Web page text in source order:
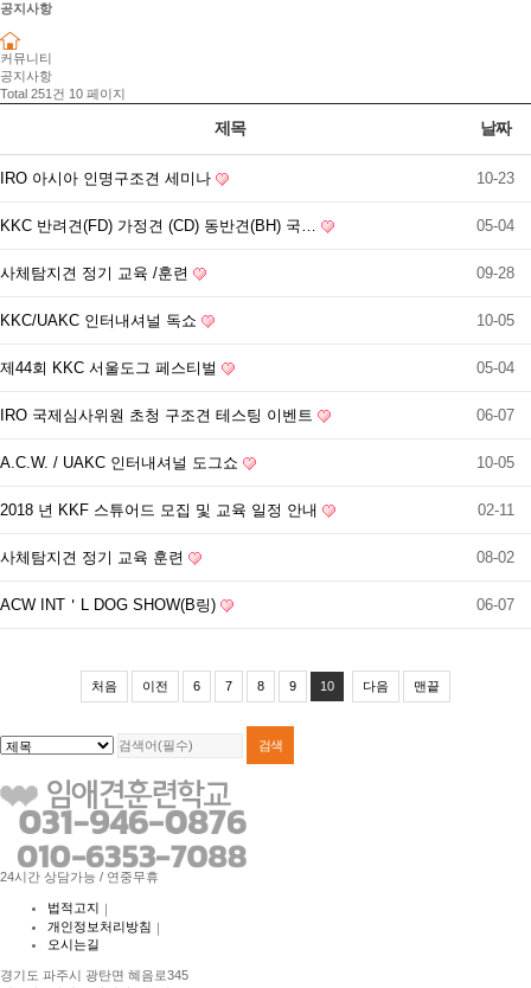
공지사항
커뮤니티
공지사항
Total 251건 10 페이지
제목 날짜
IRO 아시아 인명구조견 세미나 10-23
KKC 반려견(FD) 가정견 (CD) 동반견(BH) 국… 05-04
사체탐지견 정기 교육 /훈련 09-28
KKC/UAKC 인터내셔널 독쇼 10-05
제44회 KKC 서울도그 페스티벌 05-04
IRO 국제심사위원 초청 구조견 테스팅 이벤트 06-07
A.C.W. / UAKC 인터내셔널 도그쇼 10-05
2018 년 KKF 스튜어드 모집 및 교육 일정 안내 02-11
사체탐지견 정기 교육 훈련 08-02
ACW INT＇L DOG SHOW(B링) 06-07
처음 이전 6 7 8 9 10 다음 맨끝
24시간 상담가능 / 연중무휴
법적고지 ｜
개인정보처리방침 ｜
오시는길
경기도 파주시 광탄면 혜음로345